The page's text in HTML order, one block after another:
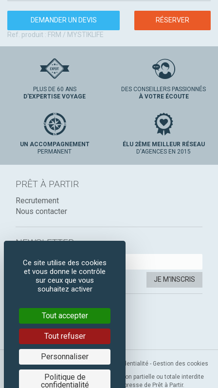
DEMANDER UN DEVIS
RÉSERVER
Ref. produit : FRM / MYSTIKLIFE
PLUS DE 60 ANS
D'EXPERTISE VOYAGE
DES CONSEILLERS PASSIONNÉS
À VOTRE ÉCOUTE
UN ACCOMPAGNEMENT
PERMANENT
ÉLU 2ÈME MEILLEUR RÉSEAU
D'AGENCES EN 2015
PRÊT À PARTIR
Recrutement
Nous contacter
NEWSLETTER :
JE M'INSCRIS
SUIVEZ-NOUS :
Facebook
Instagram
Mentions légales-CGV-Politique de confidentialité - Gestion des cookies
Copyright 2019 © Prêt à Partir. Reproduction partielle ou totale interdite
sans l’autorisation préalable et expresse de Prêt à Partir.
Ce site utilise des cookies
et vous donne le contrôle
sur ceux que vous
souhaitez activer
Tout accepter
Tout refuser
Personnaliser
Politique de
confidentialité